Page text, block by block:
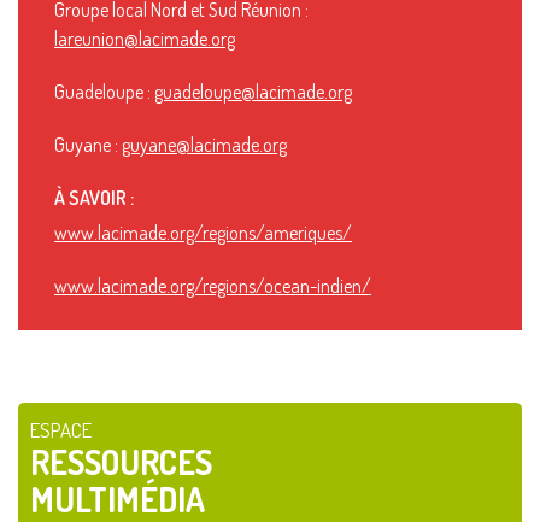
Groupe local Nord et Sud Réunion :
lareunion@lacimade.org
Guadeloupe : guadeloupe@lacimade.org
Guyane : guyane@lacimade.org
À SAVOIR :
www.lacimade.org/regions/ameriques/
www.lacimade.org/regions/ocean-indien/
ESPACE
RESSOURCES
MULTIMÉDIA